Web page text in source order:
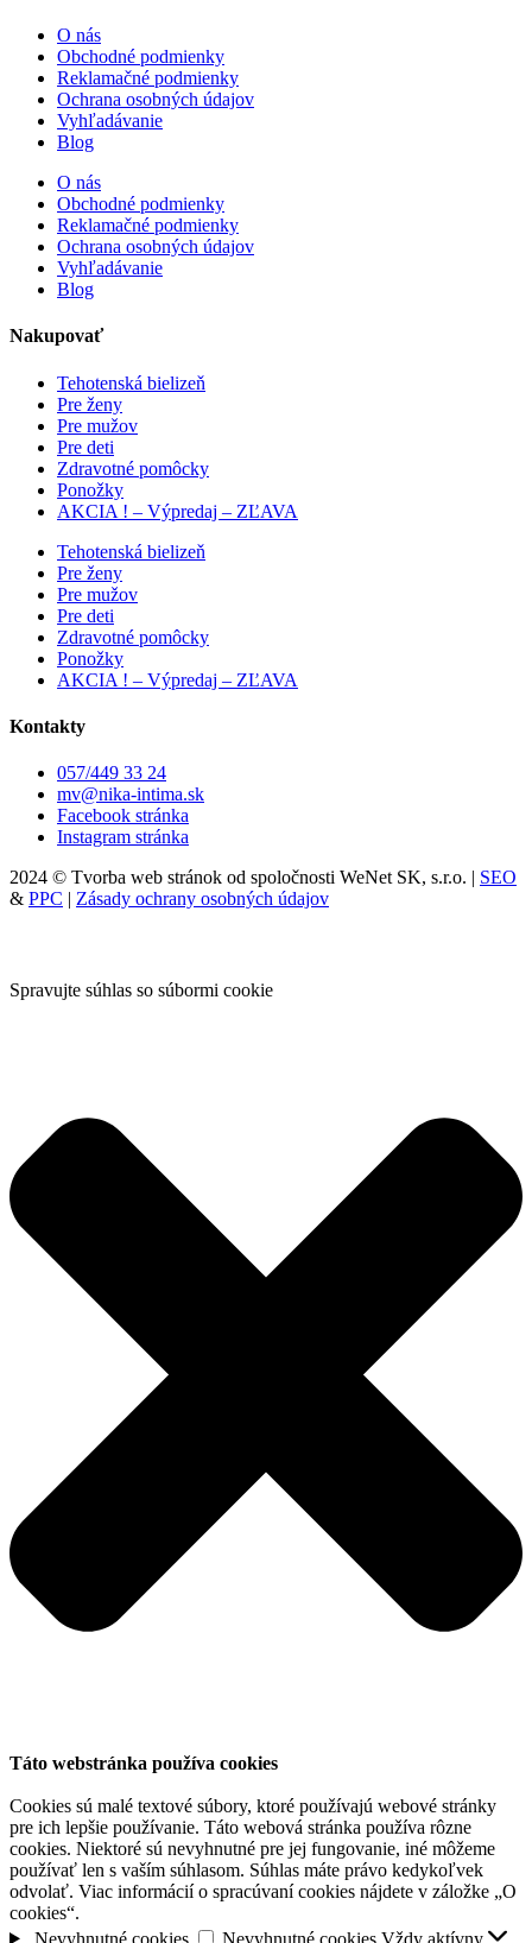
O nás
Obchodné podmienky
Reklamačné podmienky
Ochrana osobných údajov
Vyhľadávanie
Blog
O nás
Obchodné podmienky
Reklamačné podmienky
Ochrana osobných údajov
Vyhľadávanie
Blog
Nakupovať
Tehotenská bielizeň
Pre ženy
Pre mužov
Pre deti
Zdravotné pomôcky
Ponožky
AKCIA ! – Výpredaj – ZĽAVA
Tehotenská bielizeň
Pre ženy
Pre mužov
Pre deti
Zdravotné pomôcky
Ponožky
AKCIA ! – Výpredaj – ZĽAVA
Kontakty
057/449 33 24
mv@nika-intima.sk
Facebook stránka
Instagram stránka
2024 © Tvorba web stránok od spoločnosti WeNet SK, s.r.o. | SEO
& PPC | Zásady ochrany osobných údajov
Spravujte súhlas so súbormi cookie
Táto webstránka používa cookies
Cookies sú malé textové súbory, ktoré používajú webové stránky
pre ich lepšie používanie. Táto webová stránka používa rôzne
cookies. Niektoré sú nevyhnutné pre jej fungovanie, iné môžeme
používať len s vaším súhlasom. Súhlas máte právo kedykoľvek
odvolať. Viac informácií o spracúvaní cookies nájdete v záložke „O
cookies“.
Nevyhnutné cookies
Nevyhnutné cookies Vždy aktívny